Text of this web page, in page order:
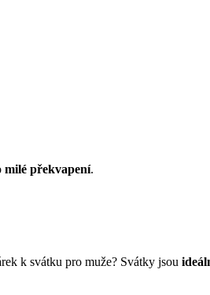
milé překvapení.
k svátku pro muže? Svátky jsou